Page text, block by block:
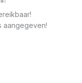
aangegeven!